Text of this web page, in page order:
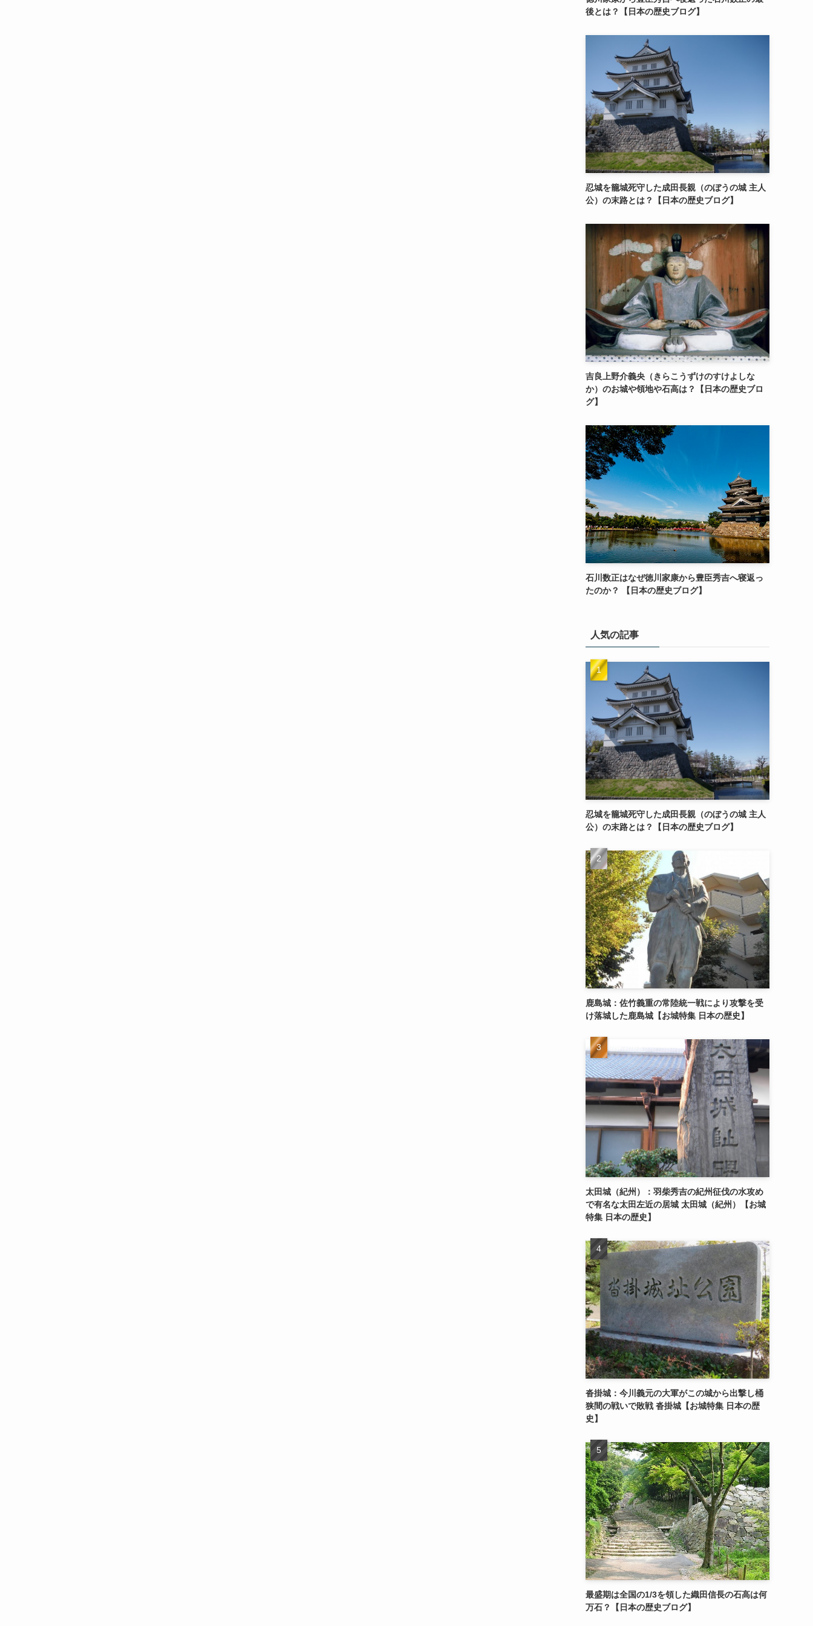
後とは？【日本の歴史ブログ】
忍城を籠城死守した成田長親（のぼうの城 主人
公）の末路とは？【日本の歴史ブログ】
吉良上野介義央（きらこうずけのすけよしな
か）のお城や領地や石高は？【日本の歴史ブロ
グ】
石川数正はなぜ徳川家康から豊臣秀吉へ寝返っ
たのか？ 【日本の歴史ブログ】
人気の記事
忍城を籠城死守した成田長親（のぼうの城 主人
公）の末路とは？【日本の歴史ブログ】
鹿島城：佐竹義重の常陸統一戦により攻撃を受
け落城した鹿島城【お城特集 日本の歴史】
太田城（紀州）：羽柴秀吉の紀州征伐の水攻め
で有名な太田左近の居城 太田城（紀州）【お城
特集 日本の歴史】
沓掛城：今川義元の大軍がこの城から出撃し桶
狭間の戦いで敗戦 沓掛城【お城特集 日本の歴
史】
最盛期は全国の1/3を領した織田信長の石高は何
万石？【日本の歴史ブログ】